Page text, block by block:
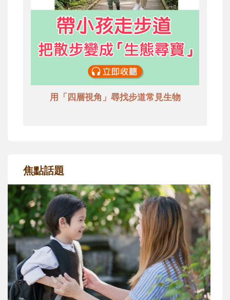
用「四層視角」尋找步道常見生物
焦點話題
和孩子一起長大的那個男人│讀懂父親的
不同模樣
沒有人天生就擅長當爸爸！男人總是在一次
次「前所未有」的體驗中，跟著孩子一起長
大。從給予安全感的肢體遊戲，到獨立自
主、角色認同及解決問題的能力養成。爸爸